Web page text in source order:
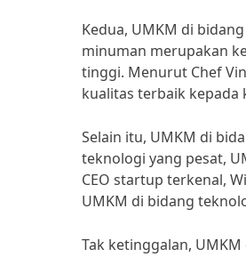
Kedua, UMKM di
minuman merupakan
tinggi. Menurut Chef
kualitas terbaik kepada
Selain itu, UMKM di
teknologi yang pesat,
CEO startup terkenal,
UMKM di bidang
Tak ketinggalan,